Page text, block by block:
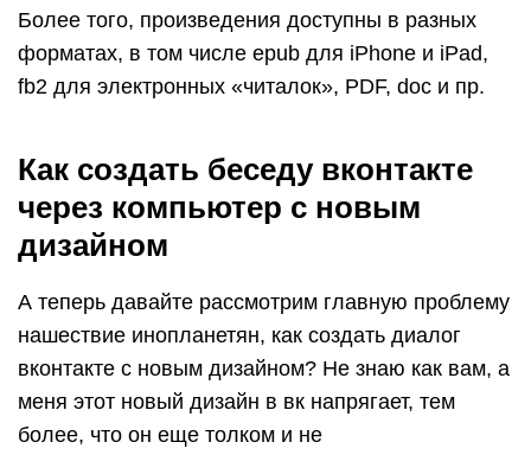
Более того, произведения доступны в разных
форматах, в том числе epub для iPhone и iPad,
fb2 для электронных «читалок», PDF, doc и пр.
Как создать беседу вконтакте
через компьютер с новым
дизайном
А теперь давайте рассмотрим главную проблему
нашествие инопланетян, как создать диалог
вконтакте с новым дизайном? Не знаю как вам, а
меня этот новый дизайн в вк напрягает, тем
более, что он еще толком и не